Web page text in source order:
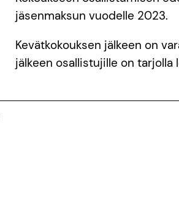
jäsenmaksun vuodelle 2023.
Kevätkokouksen jälkeen on
jälkeen osallistujille on tarjolla